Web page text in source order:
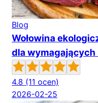
Blog
Wołowina
dla
4.8 (11 ocen)
2026-02-25